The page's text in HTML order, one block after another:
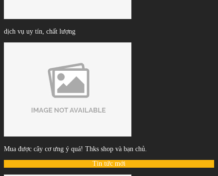
dịch vụ uy tín, chất lượng
Mua được cây cơ ưng ý quá! Thks shop và bạn chủ.
Tin tức mới